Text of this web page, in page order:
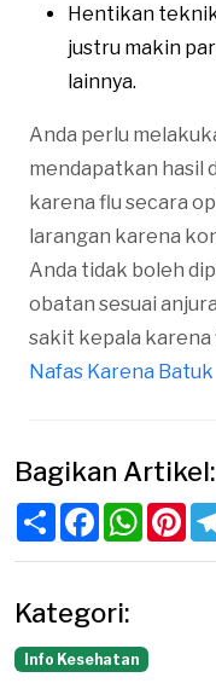
Hentikan
justru makin
lainnya.
Anda perlu
mendapatkan hasil
karena flu secara
larangan karena
Anda tidak boleh
obatan sesuai
sakit kepala karena
Nafas Karena Batuk
Bagikan Artikel:
ShareFacebook
Kategori:
Info Kesehatan